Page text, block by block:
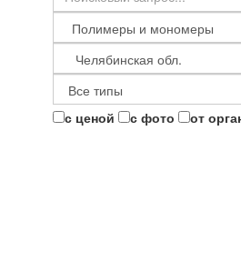
с ценой с фото от